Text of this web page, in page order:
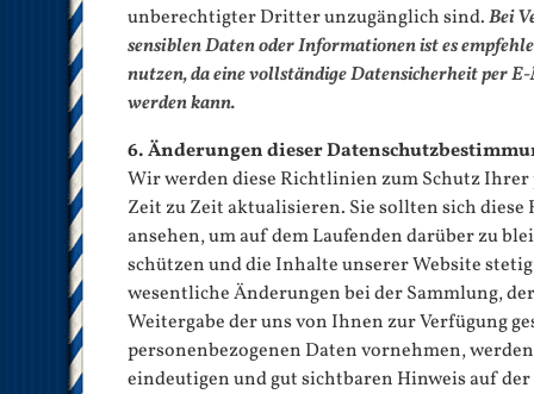
unberechtigter Dritter unzugänglich sind.Bei
sensiblen Daten oder Informationen ist es
nutzen, da eine vollständige Datensicherheit per
werden kann.
6. Änderungen dieser
Wir werden diese Richtlinien zum Schutz
Zeit zu Zeit aktualisieren. Sie sollten sich
ansehen, um auf dem Laufenden darüber zu
schützen und die Inhalte unserer Website
wesentliche Änderungen bei der Sammlung,
Weitergabe der uns von Ihnen zur Verfügung
personenbezogenen Daten vornehmen,
eindeutigen und gut sichtbaren Hinweis auf